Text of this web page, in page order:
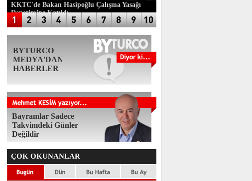
KKTC'de Bakan Hasipoğlu Çalışma Yasağı
Denetimine Katıldı
BYTURCO
MEDYA'DAN
HABERLER
Bayramlar Sadece
Takvimdeki Günler
Değildir
ÇOK OKUNANLAR